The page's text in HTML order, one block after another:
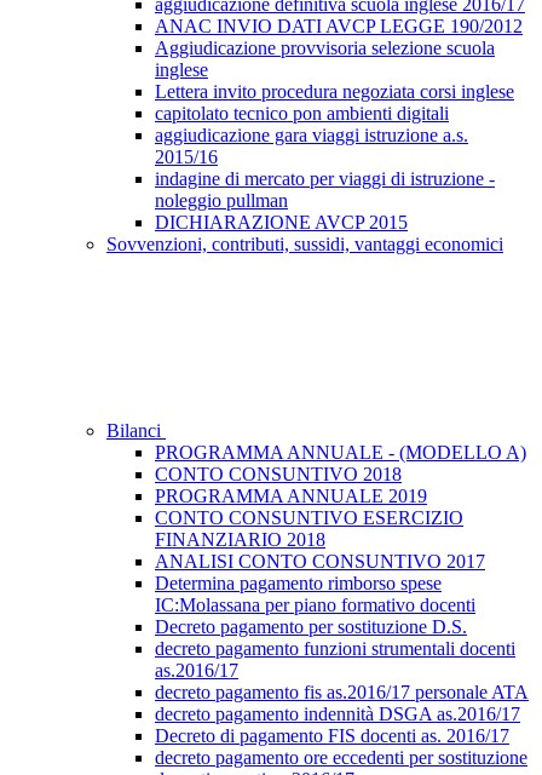
aggiudicazione definitiva scuola inglese 2016/17
ANAC INVIO DATI AVCP LEGGE 190/2012
Aggiudicazione provvisoria selezione scuola
inglese
Lettera invito procedura negoziata corsi inglese
capitolato tecnico pon ambienti digitali
aggiudicazione gara viaggi istruzione a.s.
2015/16
indagine di mercato per viaggi di istruzione -
noleggio pullman
DICHIARAZIONE AVCP 2015
Sovvenzioni, contributi, sussidi, vantaggi economici
Bilanci
PROGRAMMA ANNUALE - (MODELLO A)
CONTO CONSUNTIVO 2018
PROGRAMMA ANNUALE 2019
CONTO CONSUNTIVO ESERCIZIO
FINANZIARIO 2018
ANALISI CONTO CONSUNTIVO 2017
Determina pagamento rimborso spese
IC:Molassana per piano formativo docenti
Decreto pagamento per sostituzione D.S.
decreto pagamento funzioni strumentali docenti
as.2016/17
decreto pagamento fis as.2016/17 personale ATA
decreto pagamento indennità DSGA as.2016/17
Decreto di pagamento FIS docenti as. 2016/17
decreto pagamento ore eccedenti per sostituzione